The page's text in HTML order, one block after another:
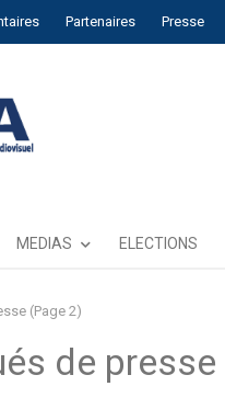
Partenaires Presse
MEDIAS ELECTIONS
(Page 2)
de presse